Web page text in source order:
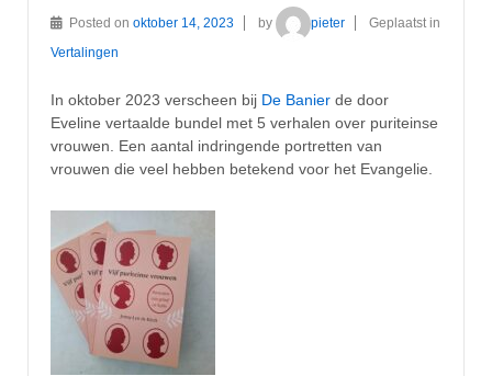
Posted on oktober 14, 2023 by pieter
Geplaatst in
Vertalingen
In oktober 2023 verscheen bij De Banier de door
Eveline vertaalde bundel met 5 verhalen over puriteinse
vrouwen. Een aantal indringende portretten van
vrouwen die veel hebben betekend voor het Evangelie.